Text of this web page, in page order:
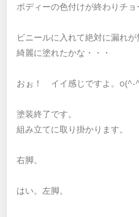
ボディーの色付けが終わりチョ
ビニールに入れて絶対に漏れが
綺麗に塗れたかな・・・
おぉ！ イイ感じですよ。o(^-
塗装終了です。
組み立てに取り掛かります。
右脚。
はい。左脚。